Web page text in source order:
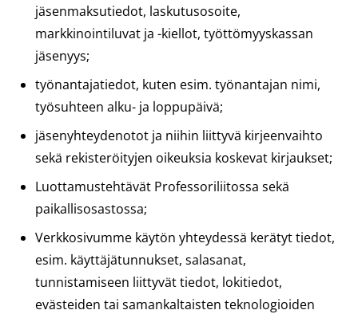
jäsenmaksutiedot, laskutusosoite,
markkinointiluvat ja -kiellot, työttömyyskassan
jäsenyys;
työnantajatiedot, kuten esim. työnantajan nimi,
työsuhteen alku- ja loppupäivä;
jäsenyhteydenotot ja niihin liittyvä kirjeenvaihto
sekä rekisteröityjen oikeuksia koskevat kirjaukset;
Luottamustehtävät Professoriliitossa sekä
paikallisosastossa;
Verkkosivumme käytön yhteydessä kerätyt tiedot,
esim. käyttäjätunnukset, salasanat,
tunnistamiseen liittyvät tiedot, lokitiedot,
evästeiden tai samankaltaisten teknologioiden